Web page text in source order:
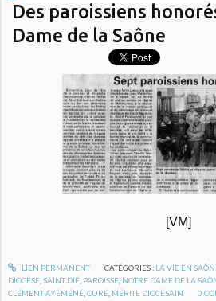
Des paroissiens
Dame de la Saône
[VM]
LIEN PERMANENT CATÉGORIES : LA VIE EN
DIOCÈSE,SAINT DIÉ, PAROISSE, NOTRE DAME DE LA
CLÉMENT AYÉMÉNÉ,CURÉ, MÉRITE DIOCÉSAIN 0